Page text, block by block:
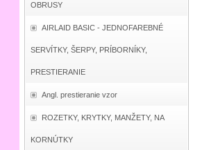
OBRUSY
AIRLAID BASIC - JEDNOFAREBNÉ
SERVÍTKY, ŠERPY, PRÍBORNÍKY,
PRESTIERANIE
Angl. prestieranie vzor
ROZETKY, KRYTKY, MANŽETY, NA
KORNÚTKY